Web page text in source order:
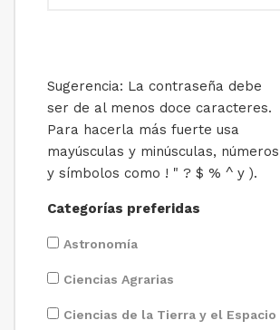
Sugerencia: La contraseña debe
ser de al menos doce caracteres.
Para hacerla más fuerte usa
mayúsculas y minúsculas, números
y símbolos como ! " ? $ % ^ y ).
Categorías preferidas
Astronomía
Ciencias Agrarias
Ciencias de la Tierra y el Espacio